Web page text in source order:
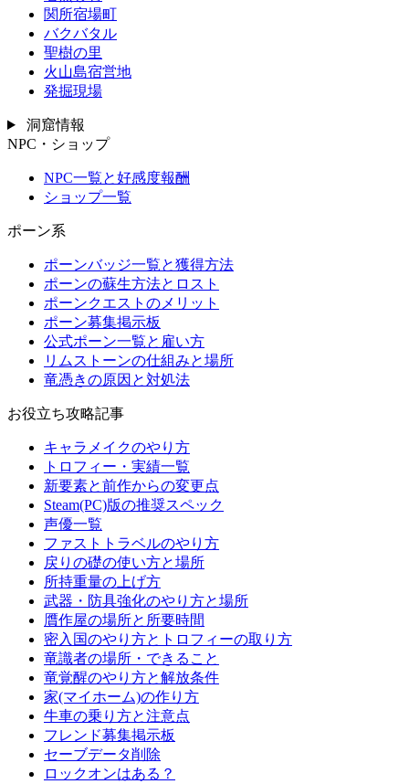
関所宿場町
バクバタル
聖樹の里
火山島宿営地
発掘現場
洞窟情報
NPC・ショップ
NPC一覧と好感度報酬
ショップ一覧
ポーン系
ポーンバッジ一覧と獲得方法
ポーンの蘇生方法とロスト
ポーンクエストのメリット
ポーン募集掲示板
公式ポーン一覧と雇い方
リムストーンの仕組みと場所
竜憑きの原因と対処法
お役立ち攻略記事
キャラメイクのやり方
トロフィー・実績一覧
新要素と前作からの変更点
Steam(PC)版の推奨スペック
声優一覧
ファストトラベルのやり方
戻りの礎の使い方と場所
所持重量の上げ方
武器・防具強化のやり方と場所
贋作屋の場所と所要時間
密入国のやり方とトロフィーの取り方
竜識者の場所・できること
竜覚醒のやり方と解放条件
家(マイホーム)の作り方
牛車の乗り方と注意点
フレンド募集掲示板
セーブデータ削除
ロックオンはある？